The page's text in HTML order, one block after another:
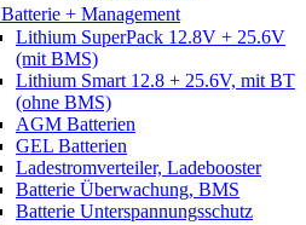
Batterie + Management
Lithium SuperPack 12.8V + 25.6V
(mit BMS)
Lithium Smart 12.8 + 25.6V, mit BT
(ohne BMS)
AGM Batterien
GEL Batterien
Ladestromverteiler, Ladebooster
Batterie Überwachung, BMS
Batterie Unterspannungsschutz